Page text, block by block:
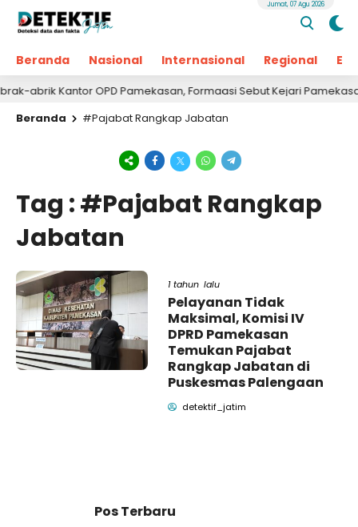
Beranda Nasional Internasional Regional
Jumat, 07 Agu 2026
Kantor OPD Pamekasan, Formaasi Sebut Kejari Pamekasan
Beranda
#Pajabat Rangkap Jabatan
Tag : #Pajabat Rangkap
Jabatan
1 tahun lalu
Pelayanan Tidak
Maksimal, Komisi IV
DPRD Pamekasan
Temukan Pajabat
Rangkap Jabatan di
Puskesmas Palengaan
detektif_jatim
Pos Terbaru